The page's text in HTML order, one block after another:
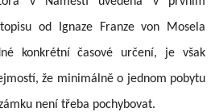
od Ignaze Franze von Mosela
konkrétní časové určení, je však
že minimálně o jednom pobytu
není třeba pochybovat.